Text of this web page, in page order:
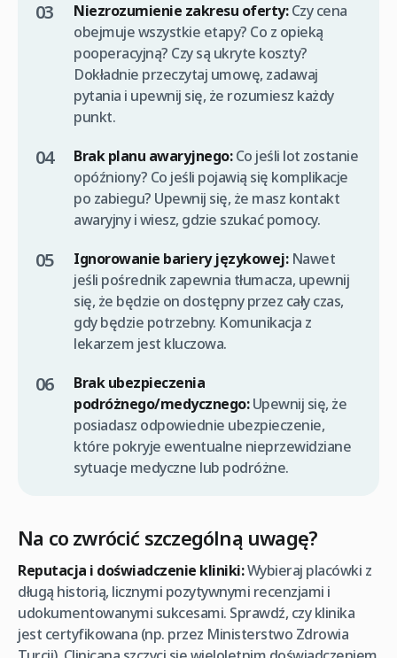
Niezrozumienie zakresu oferty:Czy cena
obejmuje wszystkie etapy? Co z opieką
pooperacyjną? Czy są ukryte koszty?
Dokładnie przeczytaj umowę, zadawaj
pytania i upewnij się, że rozumiesz każdy
punkt.
Brak planu awaryjnego:Co jeśli lot zostanie
opóźniony? Co jeśli pojawią się komplikacje
po zabiegu? Upewnij się, że masz kontakt
awaryjny i wiesz, gdzie szukać pomocy.
Ignorowanie bariery językowej:Nawet
jeśli pośrednik zapewnia tłumacza, upewnij
się, że będzie on dostępny przez cały czas,
gdy będzie potrzebny. Komunikacja z
lekarzem jest kluczowa.
Brak ubezpieczenia
podróżnego/medycznego:Upewnij się, że
posiadasz odpowiednie ubezpieczenie,
które pokryje ewentualne nieprzewidziane
sytuacje medyczne lub podróżne.
Na co zwrócić szczególną uwagę?
Reputacja i doświadczenie kliniki:Wybieraj placówki z
długą historią, licznymi pozytywnymi recenzjami i
udokumentowanymi sukcesami. Sprawdź, czy klinika
jest certyfikowana (np. przez Ministerstwo Zdrowia